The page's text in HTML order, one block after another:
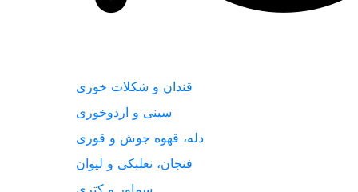
قندان و شکلات خوری
سینی و اردوخوری
دله، قهوه جوش و قوری
فنجان، نعلبکی و لیوان
سماور و کتری